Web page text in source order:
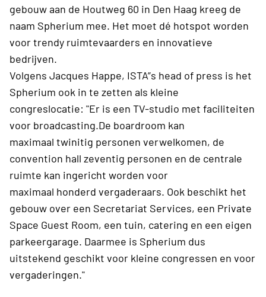
gebouw aan de Houtweg 60 in Den Haag kreeg de
naam Spherium mee. Het moet dé hotspot worden
voor trendy ruimtevaarders en innovatieve
bedrijven.
Volgens Jacques Happe, ISTA”s head of press is het
Spherium ook in te zetten als kleine
congreslocatie: "Er is een TV-studio met faciliteiten
voor broadcasting.De boardroom kan
maximaal twinitig personen verwelkomen, de
convention hall zeventig personen en de centrale
ruimte kan ingericht worden voor
maximaal honderd vergaderaars. Ook beschikt het
gebouw over een Secretariat Services, een Private
Space Guest Room, een tuin, catering en een eigen
parkeergarage. Daarmee is Spherium dus
uitstekend geschikt voor kleine congressen en voor
vergaderingen."